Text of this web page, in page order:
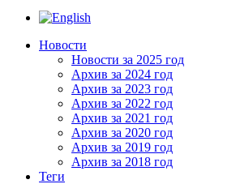
Новости
Новости за 2025 год
Архив за 2024 год
Архив за 2023 год
Архив за 2022 год
Архив за 2021 год
Архив за 2020 год
Архив за 2019 год
Архив за 2018 год
Теги